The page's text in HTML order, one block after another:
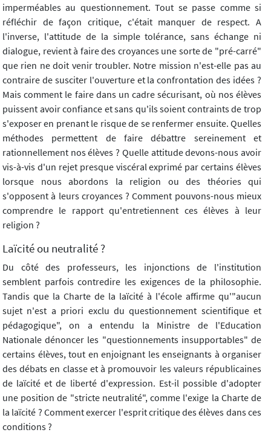
imperméables au questionnement. Tout se passe comme si
réfléchir de façon critique, c'était manquer de respect. A
l'inverse, l'attitude de la simple tolérance, sans échange ni
dialogue, revient à faire des croyances une sorte de "pré-carré"
que rien ne doit venir troubler. Notre mission n'est-elle pas au
contraire de susciter l'ouverture et la confrontation des idées ?
Mais comment le faire dans un cadre sécurisant, où nos élèves
puissent avoir confiance et sans qu'ils soient contraints de trop
s'exposer en prenant le risque de se renfermer ensuite. Quelles
méthodes permettent de faire débattre sereinement et
rationnellement nos élèves ? Quelle attitude devons-nous avoir
vis-à-vis d'un rejet presque viscéral exprimé par certains élèves
lorsque nous abordons la religion ou des théories qui
s'opposent à leurs croyances ? Comment pouvons-nous mieux
comprendre le rapport qu'entretiennent ces élèves à leur
religion ?
Laïcité ou neutralité ?
Du côté des professeurs, les injonctions de l'institution
semblent parfois contredire les exigences de la philosophie.
Tandis que la Charte de la laïcité à l'école affirme qu'"aucun
sujet n'est a priori exclu du questionnement scientifique et
pédagogique", on a entendu la Ministre de l'Education
Nationale dénoncer les "questionnements insupportables" de
certains élèves, tout en enjoignant les enseignants à organiser
des débats en classe et à promouvoir les valeurs républicaines
de laïcité et de liberté d'expression. Est-il possible d'adopter
une position de "stricte neutralité", comme l'exige la Charte de
la laïcité ? Comment exercer l'esprit critique des élèves dans ces
conditions ?